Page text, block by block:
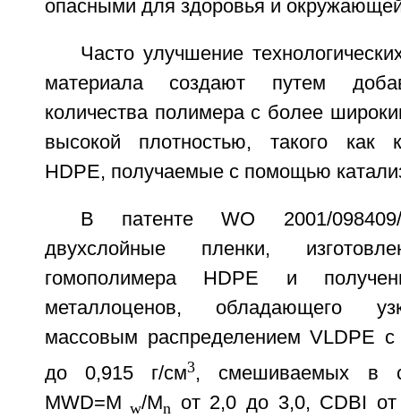
опасными для здоровья и
Часто улучшение
материала создают путем
количества полимера с более
высокой плотностью, такого как
HDPE, получаемые с помощью
В патенте WO 2001/098409/
двухслойные пленки,
гомополимера HDPE и
металлоценов, обладающего
массовым распределением VLDPE
до 0,915 г/см3, смешиваемых в
MWD=M w/Mn от 2,0 до 3,0, CDBI